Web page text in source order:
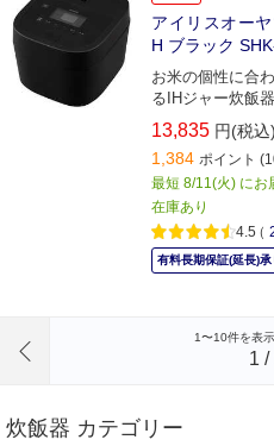
アイリスオー
H ブラック
お米の個性に合
るIHジャー炊飯器
13,835 円(税込)
1,384 ポイント
最短 8/11(火) にお
在庫あり
4.5（
有料長期保証(延長)承
1〜10件を表
1 /
炊飯器 カテゴリー